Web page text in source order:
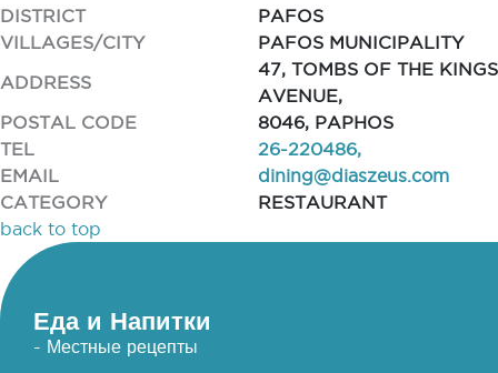
DISTRICT
PAFOS
VILLAGES/CITY
PAFOS MUNICIPALITY
ADDRESS
47, TOMBS OF THE KINGS
AVENUE,
POSTAL CODE
8046, PAPHOS
TEL
26-220486,
EMAIL
dining@diaszeus.com
CATEGORY
RESTAURANT
back to top
Еда и Напитки
- Местные рецепты